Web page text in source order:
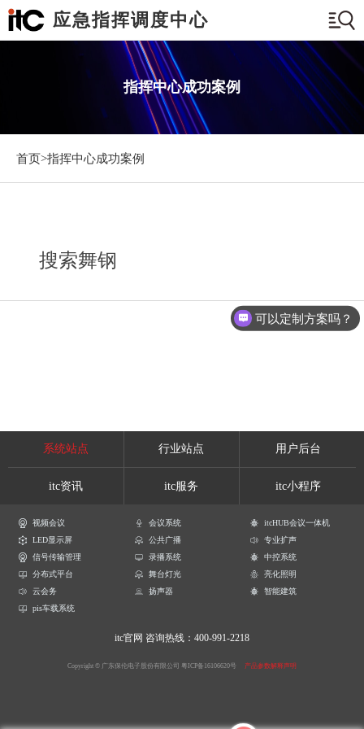
应急指挥调度中心
指挥中心成功案例
首页>指挥中心成功案例
搜索舞钢
系统站点 行业站点 用户后台
itc资讯 itc服务 itc小程序
视频会议 会议系统
itcHUB会议一体机
LED显示屏
公共广播
专业扩声
信号传输管理
录播系统
中控系统
分布式平台
舞台灯光
亮化照明
云会务
扬声器
智能建筑
pis车载系统
itc官网 咨询热线：400-991-2218
Copyright © 广东保伦电子股份有限公司 粤ICP备16106620号 产品参数解释声明
可以定制方案吗？